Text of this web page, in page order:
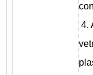
4.